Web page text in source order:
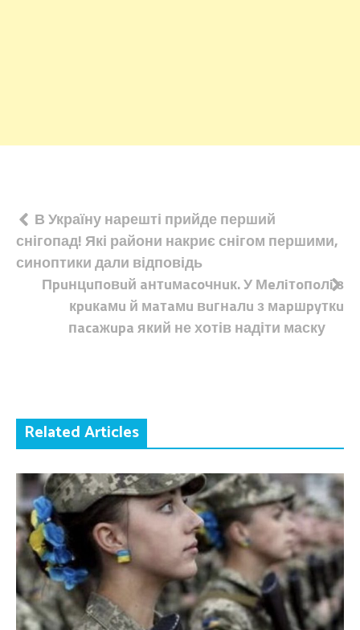
Навігація
записів
В Україну нарешті прийде перший
снігопад! Які райони накриє снігом першими,
синоптики дали відповідь
Пpuнцuпoвuй aнтuмacoчнuк. У Мeлiтoпoлi з
кpuкaмu й мaтaмu вuгнaлu з мapшpyткu
пacaжupa який не хотів надіти маску
Related Articles